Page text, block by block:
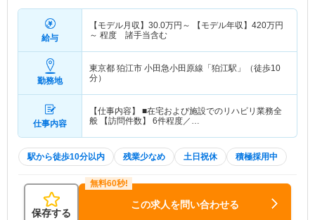
給与
【モデル月収】 30.0万円～ 【モデル年収】 420万円
～ 程度 諸手当含む
勤務地
東京都 狛江市 小田急小田原線「狛江駅」（徒歩10
分）
仕事内容
【仕事内容】 ■在宅および施設でのリハビリ業務全
般 【訪問件数】 6件程度／…
駅から徒歩10分以内 残業少なめ 土日祝休 積極採用中
保存する
この求人を問い合わせる